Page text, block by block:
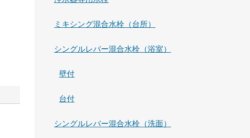
ミキシング混合水栓（台所）
シングルレバー混合水栓（浴室）
壁付
台付
シングルレバー混合水栓（洗面）